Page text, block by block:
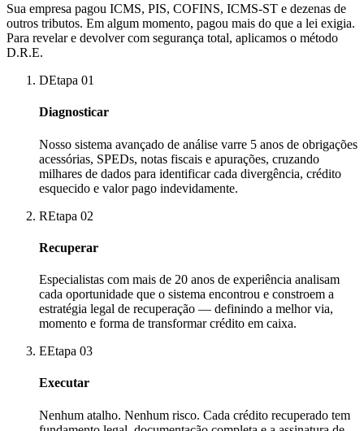
Sua empresa pagou ICMS, PIS, COFINS, ICMS-ST e dezenas de
outros tributos. Em algum momento, pagou mais do que a lei exigia.
Para revelar e devolver com segurança total, aplicamos o método
D.R.E.
DEtapa 01
Diagnosticar
Nosso sistema avançado de análise varre 5 anos de obrigações
acessórias, SPEDs, notas fiscais e apurações, cruzando
milhares de dados para identificar cada divergência, crédito
esquecido e valor pago indevidamente.
REtapa 02
Recuperar
Especialistas com mais de 20 anos de experiência analisam
cada oportunidade que o sistema encontrou e constroem a
estratégia legal de recuperação — definindo a melhor via,
momento e forma de transformar crédito em caixa.
EEtapa 03
Executar
Nenhum atalho. Nenhum risco. Cada crédito recuperado tem